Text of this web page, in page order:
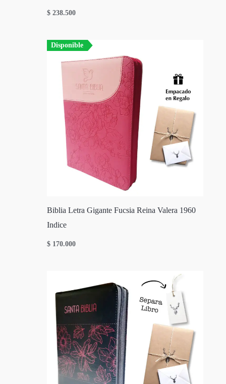
$ 238.500
Disponible
Biblia Letra Gigante Fucsia Reina Valera 1960
Indice
$ 170.000